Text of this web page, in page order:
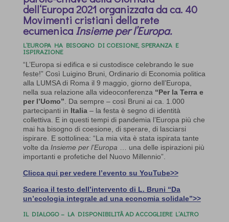
dell‘Europa 2021 organizzata da ca. 40
Movimenti cristiani della rete
ecumenica Insieme per l’Europa.
L’EUROPA HA BISOGNO DI COESIONE, SPERANZA E
ISPIRAZIONE
“L’Europa si edifica e si custodisce celebrando le sue
feste!” Così Luigino Bruni, Ordinario di Economia politica
alla LUMSA di Roma il 9 maggio, giorno dell’Europa,
nella sua relazione alla videoconferenza “Per la Terra e
per l’Uomo”. Da sempre – così Bruni ai ca. 1.000
partecipanti in Italia– la festa è segno di identità
collettiva. E in questi tempi di pandemia l’Europa più che
mai ha bisogno di coesione, di sperare, di lasciarsi
ispirare. E sottolinea: “La mia vita è stata ispirata tante
volte da Insieme per l’Europa … una delle ispirazioni più
importanti e profetiche del Nuovo Millennio”.
Clicca qui per vedere l’evento su YouTube>>
Scarica il testo dell’intervento di L. Bruni “Da
un’ecologia integrale ad una economia solidale”>>
IL DIALOGO – LA DISPONIBILITÀ AD ACCOGLIERE L’ALTRO